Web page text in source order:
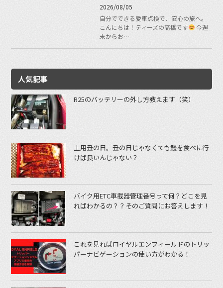
2026/08/05
自分でできる愛車点検で、安心の旅へ。
こんにちは！ティーズの高橋です
今週
末からお…
人気記事
R25のバッテリーの外し方教えます（笑）
土用丑の日。丑の日じゃなくても鰻を食べに行
けば良いんじゃない？
バイク用ETC車載器管理番号って何？どこを見
ればわかるの？？そのご質問にお答えします！
これを見ればロイヤルエンフィールドのトリッ
パーナビゲーションの使い方がわかる！